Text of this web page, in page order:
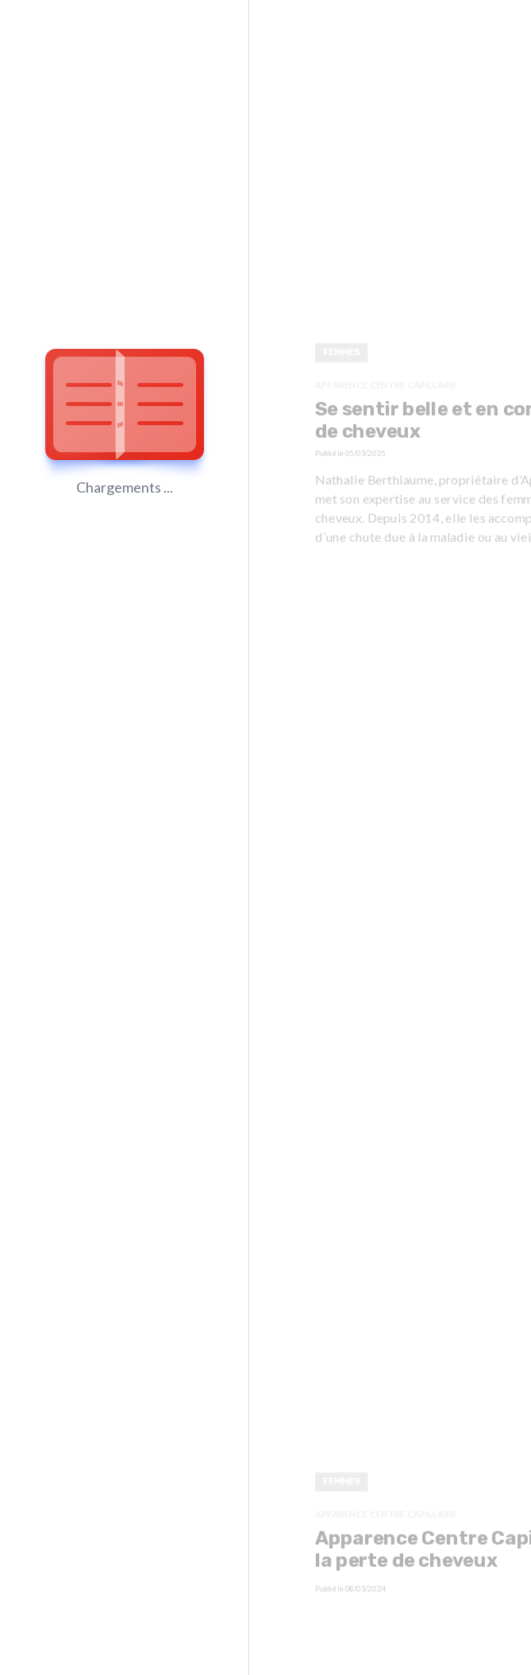
Chargements ...
Se sentir belle et en
de cheveux
Publié le 05/03/2025
Nathalie Berthiaume, propriétaire
met son expertise au service des
cheveux. Depuis 2014, elle les
d’une chute due à la maladie ou au
Apparence Centre
la perte de cheveux
Publié le 08/03/2024